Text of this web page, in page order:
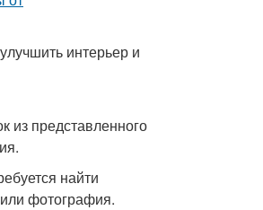
интерьер и
из представленного
найти
фотография.